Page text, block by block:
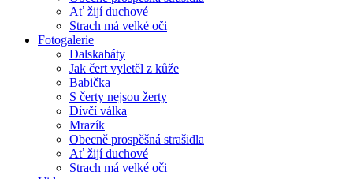
Ať žijí duchové
Strach má velké oči
Fotogalerie
Dalskabáty
Jak čert vyletěl z kůže
Babička
S čerty nejsou žerty
Dívčí válka
Mrazík
Obecně prospěšná strašidla
Ať žijí duchové
Strach má velké oči